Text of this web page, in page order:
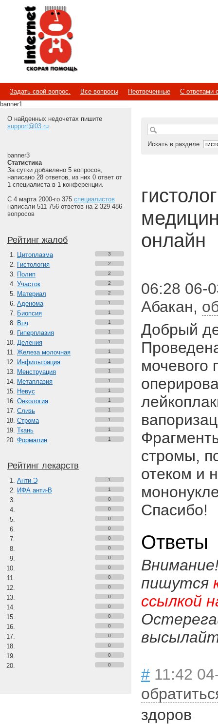
Internet
Скорая помощь
Задать свой вопрос. Все вопросы Неотвеченные
С ответами
banner1
О найденных недочетах пишите
support@03.ru.
banner3
Статистика
За сутки добавлено 5 вопросов,
написано 28 ответов, из них 0 ответ от
1 специалиста в 1 конференции.
С 4 марта 2000-го 375 специалистов
написали 511 756 ответов на 2 329 486
вопросов
Рейтинг жалоб
Цитоплазма 3
Гистология 2
Полип 2
Участок 2
Материал 2
Аденома 1
Биопсия 1
Впч 1
Гиперплазия 1
Деления 1
Железа молочная 1
Инфильтрация 1
Менструация 1
Метаплазия 1
Невус 1
Онкология 1
Слизь 1
Строма 1
Ткань 1
Формалин 1
Рейтинг лекарств
Анти-Э 1
ИФА анти-В
1
0
0
0
0
0
0
0
0
0
0
0
0
0
0
0
0
0
0
Искать в разделе
онлайн
06:28 06-
Абакан,
Добрый
мочевого
стромы,
отеком и
Спасибо!
Ответы
пишутся
ссылкой
# 11:42
здоров